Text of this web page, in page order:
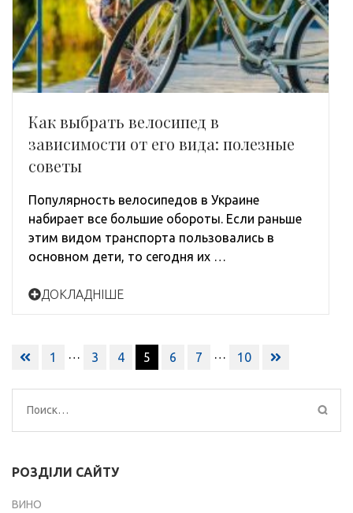
Как выбрать велосипед в
зависимости от его вида: полезные
советы
Популярность велосипедов в Украине
набирает все большие обороты. Если раньше
этим видом транспорта пользовались в
основном дети, то сегодня их …
ДОКЛАДНІШЕ
Навигация
записям
1 … 3 4 5 6 7 … 10
Найти:
РОЗДІЛИ САЙТУ
ВИНО